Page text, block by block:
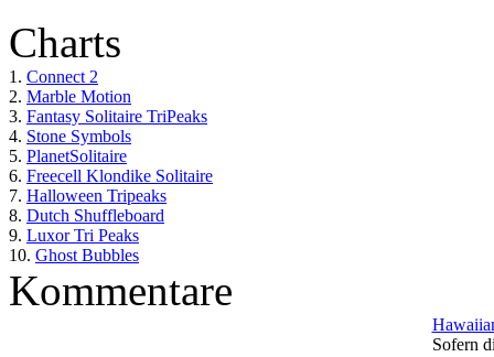
Charts
1. Connect 2
2. Marble Motion
3. Fantasy Solitaire TriPeaks
4. Stone Symbols
5. PlanetSolitaire
6. Freecell Klondike Solitaire
7. Halloween Tripeaks
8. Dutch Shuffleboard
9. Luxor Tri Peaks
10. Ghost Bubbles
Kommentare
Sofern